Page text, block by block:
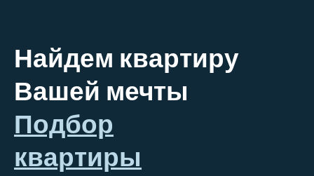
Найдем квартиру
Вашей мечты
Подбор
квартиры